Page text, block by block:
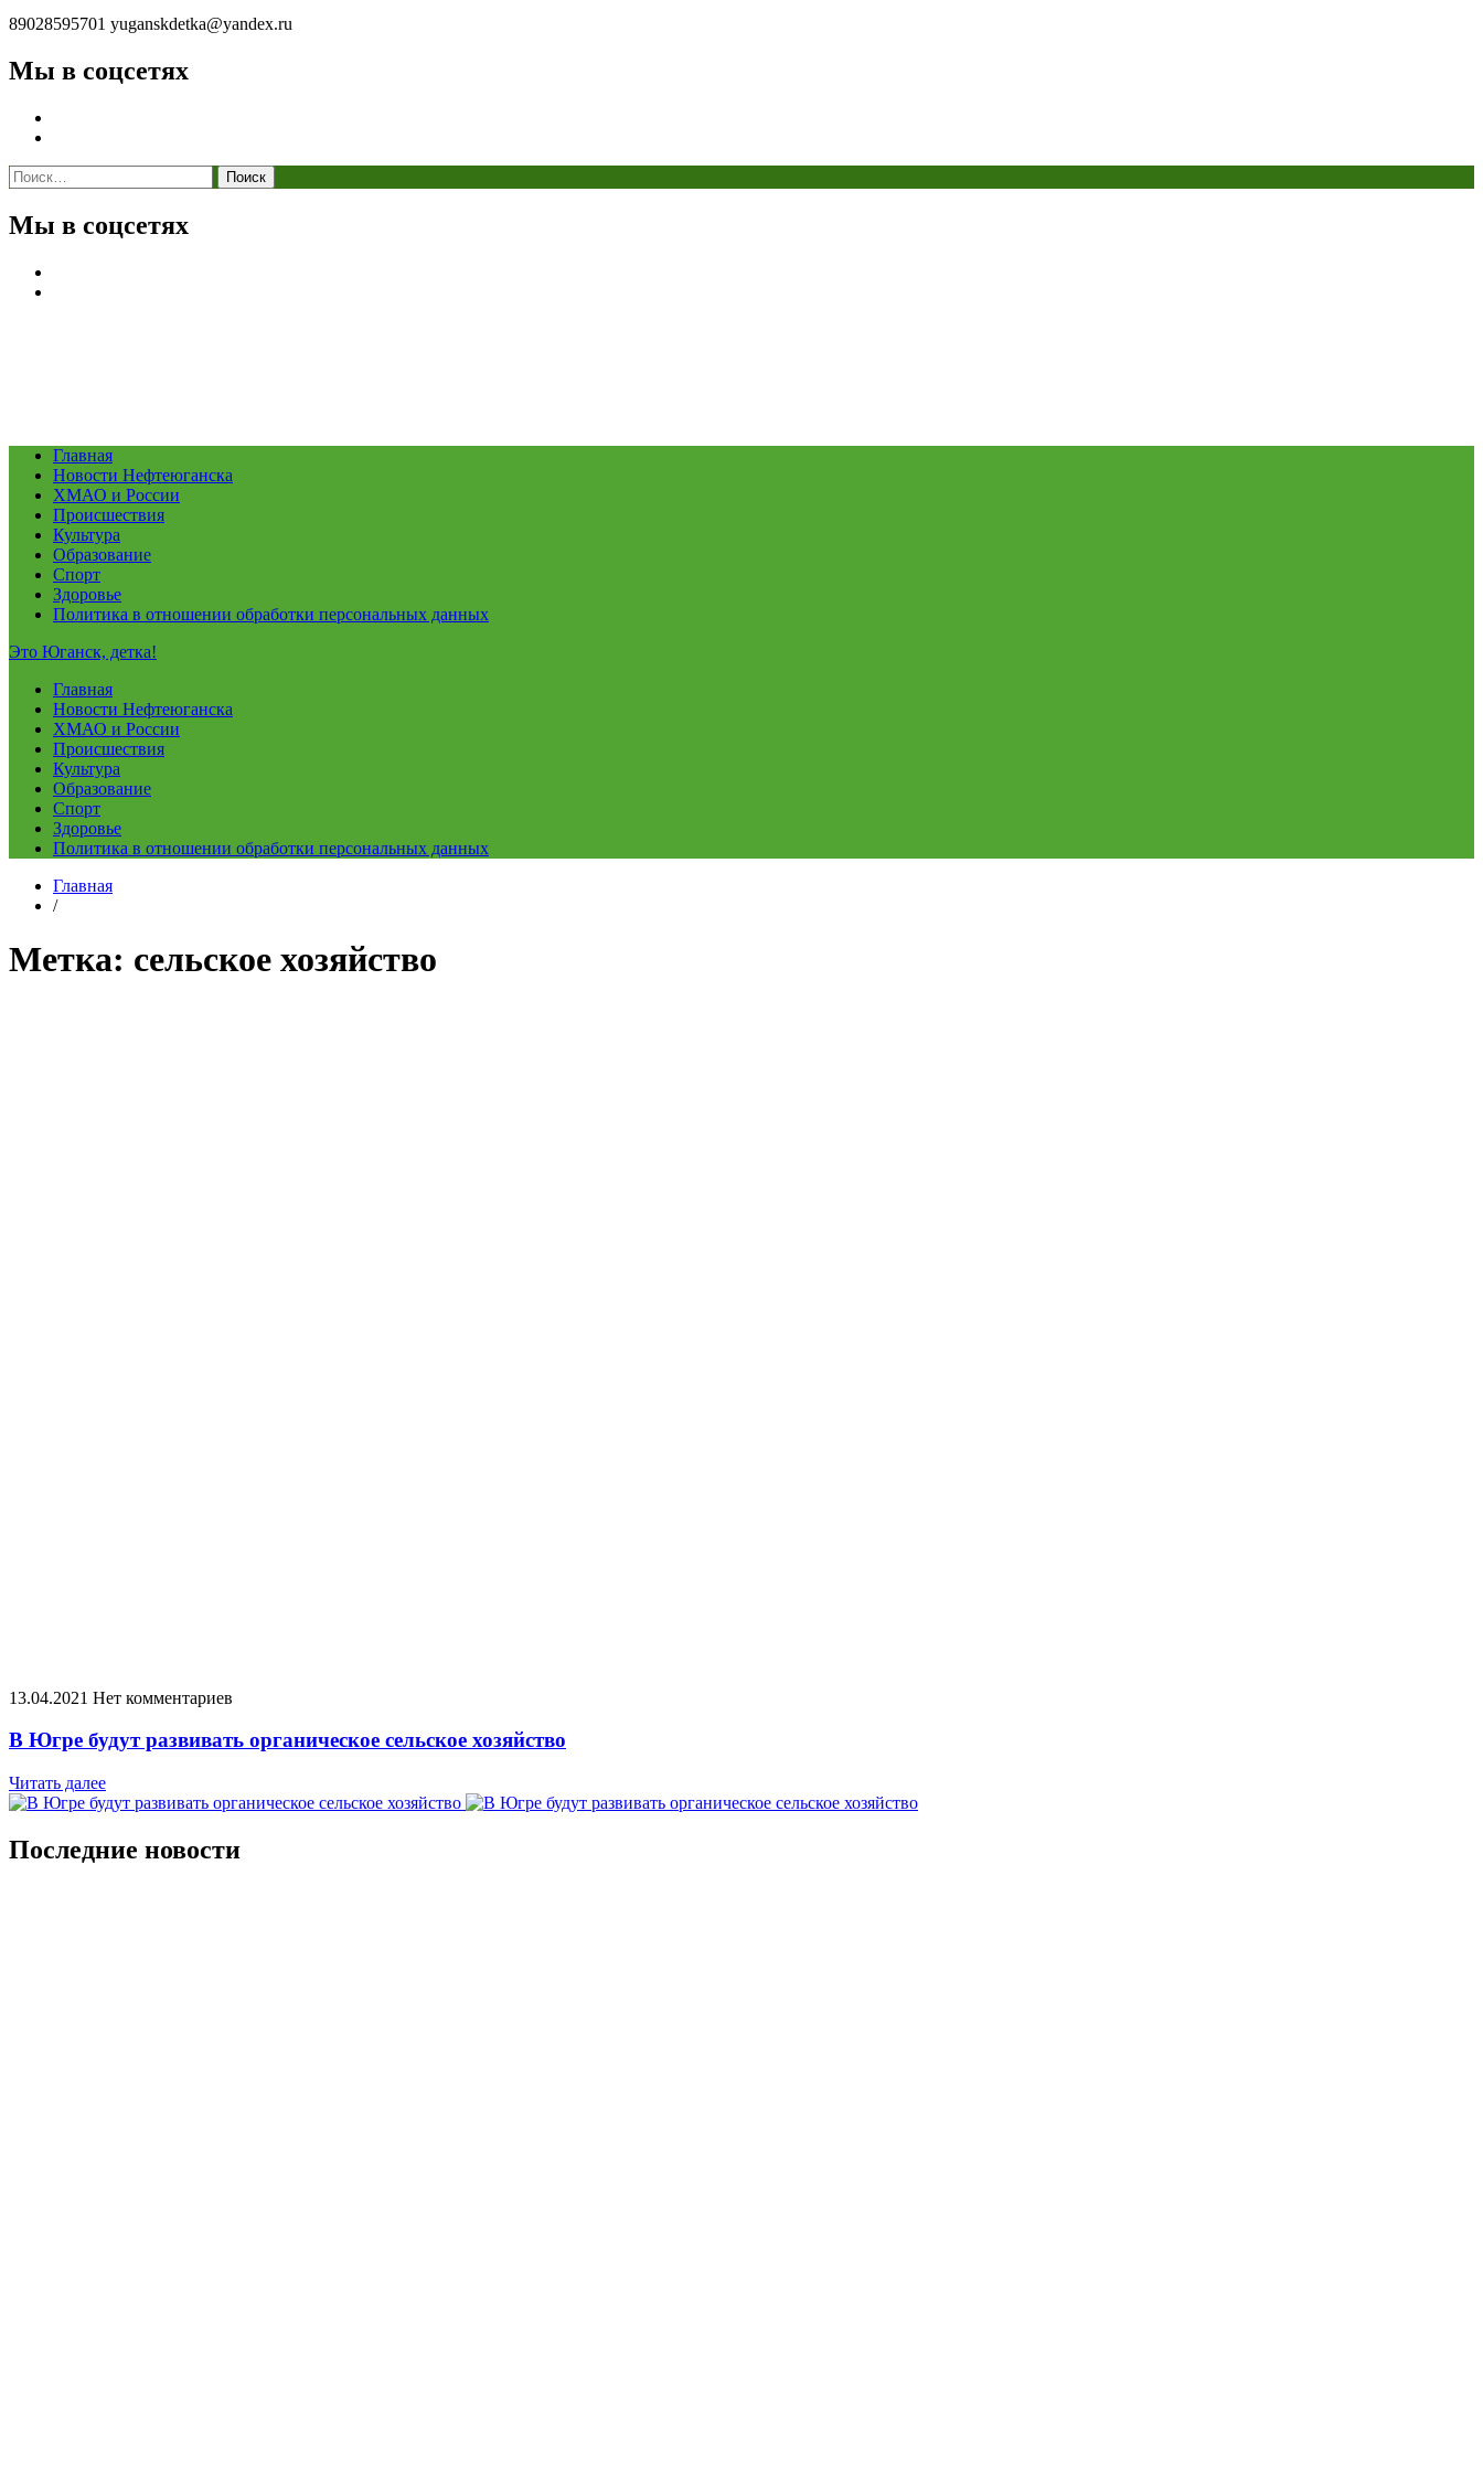
89028595701 yuganskdetka@yandex.ru
Мы в соцсетях
Найти:
Мы в соцсетях
Главная
Новости Нефтеюганска
ХМАО и России
Происшествия
Культура
Образование
Спорт
Здоровье
Политика в отношении обработки персональных данных
Это Юганск, детка!
Главная
Новости Нефтеюганска
ХМАО и России
Происшествия
Культура
Образование
Спорт
Здоровье
Политика в отношении обработки персональных данных
Главная
/
Метка: сельское хозяйство
13.04.2021 Нет комментариев
В Югре будут развивать органическое сельское хозяйство
Читать далее
Последние новости